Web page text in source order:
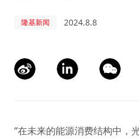
隆基新闻 2024.8.8
“在未来的能源消费结构中，